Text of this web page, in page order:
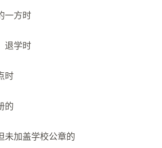
一方时
退学时
时
的
加盖学校公章的